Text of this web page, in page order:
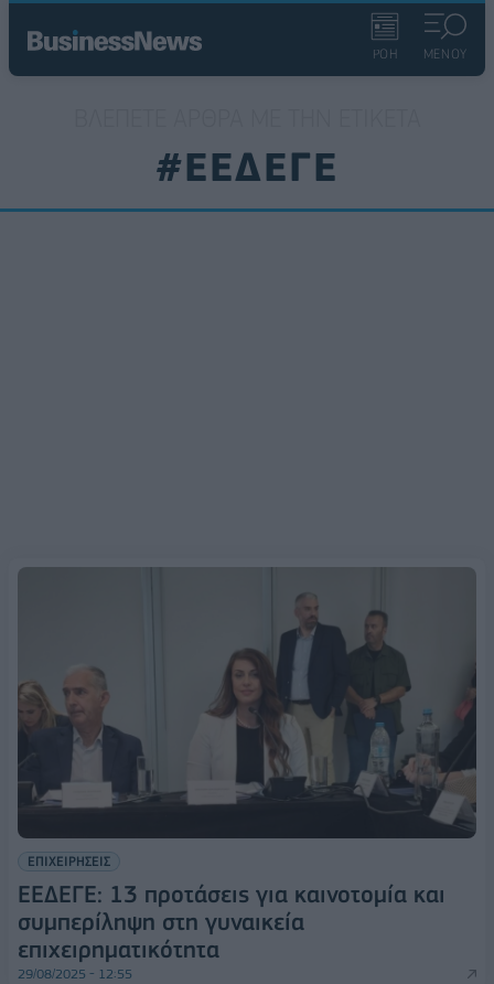
ΡΟΗ ΜΕΝΟΥ
#ΕΕΔΕΓΕ
ΕΠΙΧΕΙΡΗΣΕΙΣ
ΕΕΔΕΓΕ: 13 προτάσεις για καινοτομία και
συμπερίληψη στη γυναικεία
επιχειρηματικότητα
29/08/2025 - 12:55